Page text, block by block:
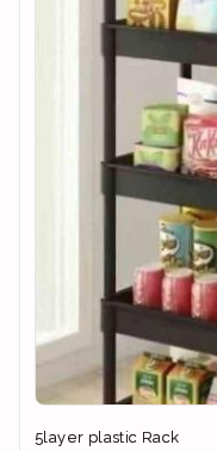
5layer plastic Rack